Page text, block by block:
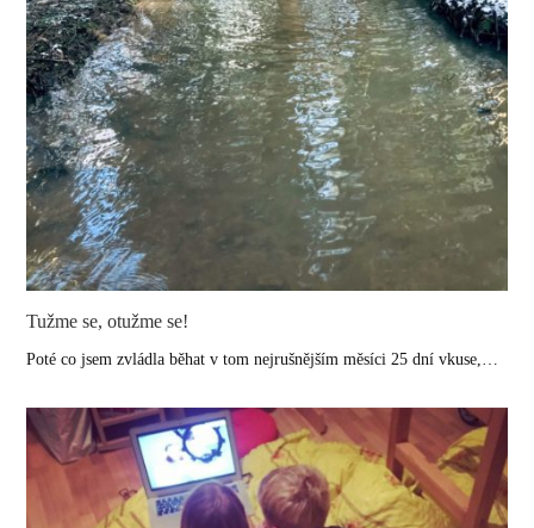
Tužme se, otužme se!
Poté co jsem zvládla běhat v tom nejrušnějším měsíci 25 dní vkuse,…